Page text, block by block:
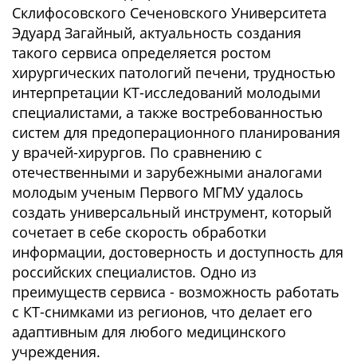
Склифосовского Сеченовского Университета
Эдуард Загайный, актуальность создания
такого сервиса определяется ростом
хирургических патологий печени, трудностью
интерпретации КТ-исследований молодыми
специалистами, а также востребованностью
систем для предоперационного планирования
у врачей-хирургов. По сравнению с
отечественными и зарубежными аналогами
молодым ученым Первого МГМУ удалось
создать универсальный инструмент, который
сочетает в себе скорость обработки
информации, достоверность и доступность для
российских специалистов. Одно из
преимуществ сервиса - возможность работать
с КТ-снимками из регионов, что делает его
адаптивным для любого медицинского
учреждения.